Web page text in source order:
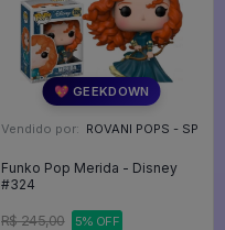
💖 GEEKDOWN
Vendido por: ROVANI POPS - SP
Funko Pop Merida - Disney
#324
R$ 245,00 5% OFF